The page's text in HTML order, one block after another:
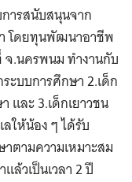
การสนับสนุนจาก
โดยทุนพัฒนาอาชีพ
จ.นครพนม ทำงานกับ
ะบบการศึกษา 2.เด็ก
และ 3.เด็กเยาวชน
ให้น้อง ๆ ได้รับ
ตามความเหมาะสม
ล้วเป็นเวลา 2 ปี